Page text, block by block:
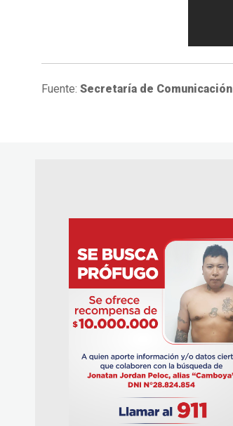
Fuente: Secretaría de Comunicación